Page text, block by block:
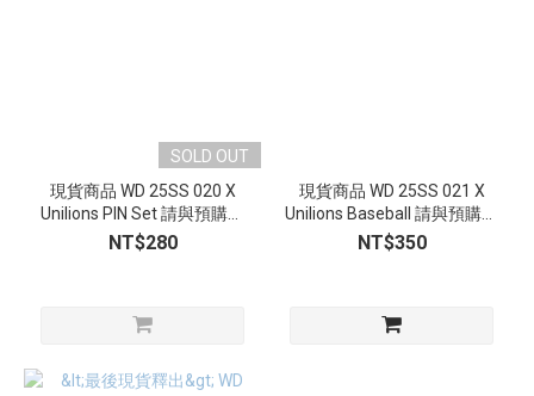
SOLD OUT
現貨商品 WD 25SS 020 X
Unilions PIN Set 請與預購商
品分開下單
NT$280
現貨商品 WD 25SS 021 X
Unilions Baseball 請與預購商
品分開下單
NT$350